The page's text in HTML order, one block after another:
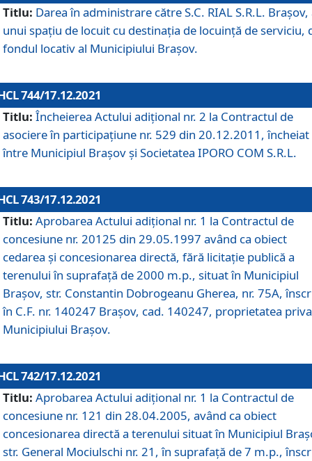
Titlu: Darea în administrare către S.C. RIAL S.R.L. Brașov,
unui spațiu de locuit cu destinația de locuință de serviciu,
fondul locativ al Municipiului Brașov.
744/17.12.2021
Titlu: Încheierea Actului adițional nr. 2 la Contractul de
asociere în participațiune nr. 529 din 20.12.2011, încheiat
între Municipiul Brașov și Societatea IPORO COM S.R.L.
743/17.12.2021
Titlu: Aprobarea Actului adiţional nr. 1 la Contractul de
concesiune nr. 20125 din 29.05.1997 având ca obiect
cedarea și concesionarea directă, fără licitație publică a
terenului în suprafață de 2000 m.p., situat în Municipiul
Brașov, str. Constantin Dobrogeanu Gherea, nr. 75A,
în C.F. nr. 140247 Brașov, cad. 140247, proprietatea
Municipiului Brașov.
742/17.12.2021
Titlu: Aprobarea Actului adiţional nr. 1 la Contractul de
concesiune nr. 121 din 28.04.2005, având ca obiect
concesionarea directă a terenului situat în Municipiul
str. General Mociulschi nr. 21, în suprafață de 7 m.p.,